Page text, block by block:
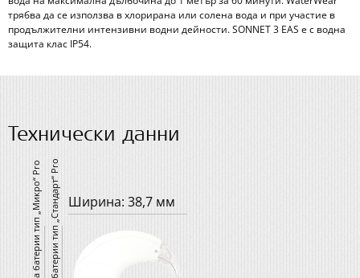
трябва да се използва в хлорирана или солена вода и при участие в
продължителни интензивни водни дейности. SONNET 3 EAS е с водна
защита клас IP54.
Технически данни
Ширина: 38,7 мм